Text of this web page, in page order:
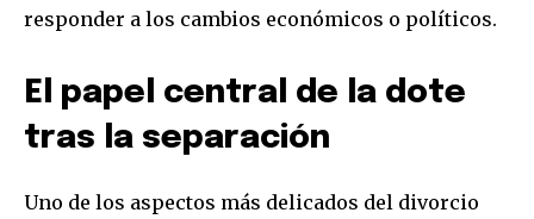
Seguidores Seguidores Seguidores
responder a los cambios económicos o políticos.
El papel central de la dote
tras la separación
Uno de los aspectos más delicados del divorcio